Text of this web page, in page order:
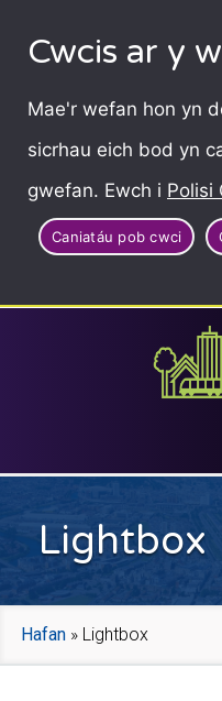
Cwcis ar y
Mae'r wefan hon yn
sicrhau eich bod yn
gwefan. Ewch i Polisi
Caniatáu pob cwci
Lightbox
Hafan » Lightbox